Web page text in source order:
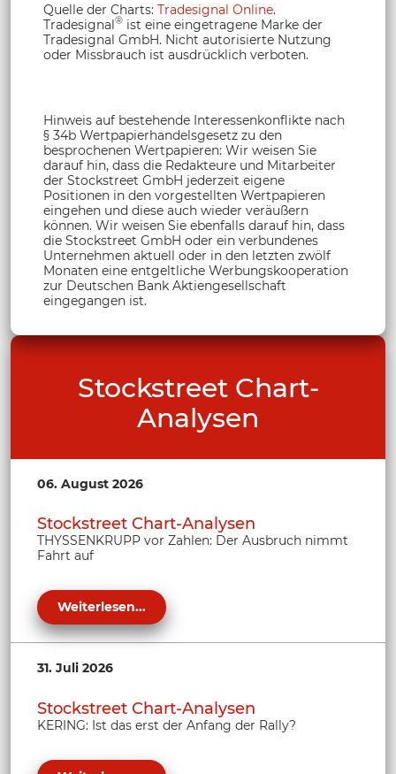
Quelle der Charts: Tradesignal Online.
Tradesignal® ist eine eingetragene Marke der
Tradesignal GmbH. Nicht autorisierte Nutzung
oder Missbrauch ist ausdrücklich verboten.
Hinweis auf bestehende Interessenkonflikte nach
§ 34b Wertpapierhandelsgesetz zu den
besprochenen Wertpapieren: Wir weisen Sie
darauf hin, dass die Redakteure und Mitarbeiter
der Stockstreet GmbH jederzeit eigene
Positionen in den vorgestellten Wertpapieren
eingehen und diese auch wieder veräußern
können. Wir weisen Sie ebenfalls darauf hin, dass
die Stockstreet GmbH oder ein verbundenes
Unternehmen aktuell oder in den letzten zwölf
Monaten eine entgeltliche Werbungskooperation
zur Deutschen Bank Aktiengesellschaft
eingegangen ist.
Stockstreet Chart-
Analysen
06. August 2026
Stockstreet Chart-Analysen
THYSSENKRUPP vor Zahlen: Der Ausbruch nimmt
Fahrt auf
Weiterlesen...
31. Juli 2026
Stockstreet Chart-Analysen
KERING: Ist das erst der Anfang der Rally?